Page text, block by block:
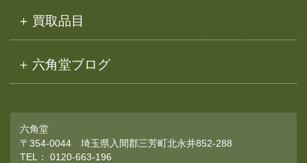
買取品目
六角堂ブログ
六角堂
〒354-0044 埼玉県入間郡三芳町北永井852-288
TEL： 0120-663-196